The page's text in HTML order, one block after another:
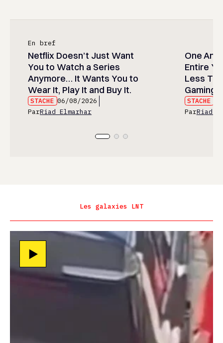
En bref
Netflix Doesn’t Just Want
You to Watch a Series
Anymore… It Wants You to
Wear It, Play It and Buy It.
STACHE 06/08/2026
ParRiad Elmarhar
One
Entire
Less
Gaming
STACHE
ParRiad
Les galaxies LNT